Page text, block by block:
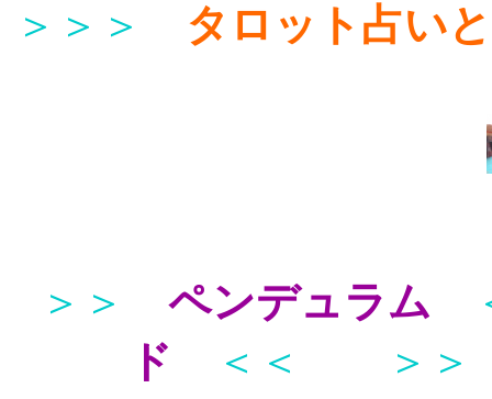
＞＞＞ タロット占い
＞＞ ペンデュラム
ド
＜＜ ＞＞